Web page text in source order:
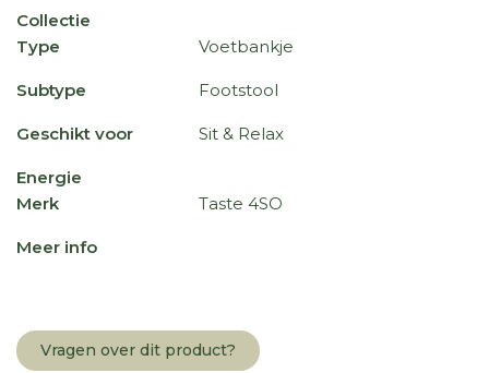
Collectie
Type
Voetbankje
Subtype Footstool
Geschikt voor Sit & Relax
Energie
Merk
Taste 4SO
Meer info
Vragen over dit product?